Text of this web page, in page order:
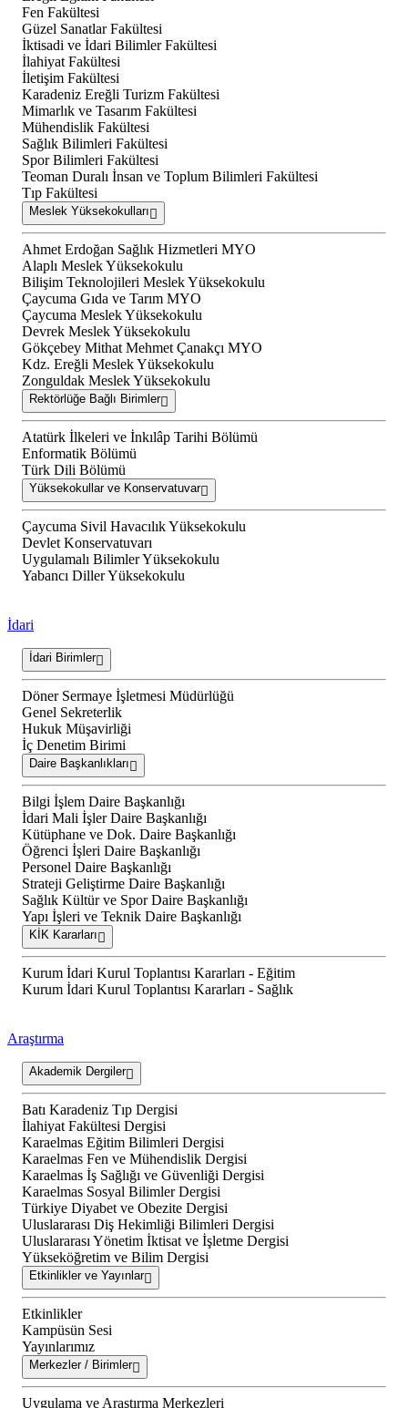
Fen Fakültesi
Güzel Sanatlar Fakültesi
İktisadi ve İdari Bilimler Fakültesi
İlahiyat Fakültesi
İletişim Fakültesi
Karadeniz Ereğli Turizm Fakültesi
Mimarlık ve Tasarım Fakültesi
Mühendislik Fakültesi
Sağlık Bilimleri Fakültesi
Spor Bilimleri Fakültesi
Teoman Duralı İnsan ve Toplum Bilimleri Fakültesi
Tıp Fakültesi
Meslek Yüksekokulları
Ahmet Erdoğan Sağlık Hizmetleri MYO
Alaplı Meslek Yüksekokulu
Bilişim Teknolojileri Meslek Yüksekokulu
Çaycuma Gıda ve Tarım MYO
Çaycuma Meslek Yüksekokulu
Devrek Meslek Yüksekokulu
Gökçebey Mithat Mehmet Çanakçı MYO
Kdz. Ereğli Meslek Yüksekokulu
Zonguldak Meslek Yüksekokulu
Rektörlüğe Bağlı Birimler
Atatürk İlkeleri ve İnkılâp Tarihi Bölümü
Enformatik Bölümü
Türk Dili Bölümü
Yüksekokullar ve Konservatuvar
Çaycuma Sivil Havacılık Yüksekokulu
Devlet Konservatuvarı
Uygulamalı Bilimler Yüksekokulu
Yabancı Diller Yüksekokulu
İdari
İdari Birimler
Döner Sermaye İşletmesi Müdürlüğü
Genel Sekreterlik
Hukuk Müşavirliği
İç Denetim Birimi
Daire Başkanlıkları
Bilgi İşlem Daire Başkanlığı
İdari Mali İşler Daire Başkanlığı
Kütüphane ve Dok. Daire Başkanlığı
Öğrenci İşleri Daire Başkanlığı
Personel Daire Başkanlığı
Strateji Geliştirme Daire Başkanlığı
Sağlık Kültür ve Spor Daire Başkanlığı
Yapı İşleri ve Teknik Daire Başkanlığı
KİK Kararları
Kurum İdari Kurul Toplantısı Kararları - Eğitim
Kurum İdari Kurul Toplantısı Kararları - Sağlık
Araştırma
Akademik Dergiler
Batı Karadeniz Tıp Dergisi
İlahiyat Fakültesi Dergisi
Karaelmas Eğitim Bilimleri Dergisi
Karaelmas Fen ve Mühendislik Dergisi
Karaelmas İş Sağlığı ve Güvenliği Dergisi
Karaelmas Sosyal Bilimler Dergisi
Türkiye Diyabet ve Obezite Dergisi
Uluslararası Diş Hekimliği Bilimleri Dergisi
Uluslararası Yönetim İktisat ve İşletme Dergisi
Yükseköğretim ve Bilim Dergisi
Etkinlikler ve Yayınlar
Etkinlikler
Kampüsün Sesi
Yayınlarımız
Merkezler / Birimler
Uygulama ve Araştırma Merkezleri